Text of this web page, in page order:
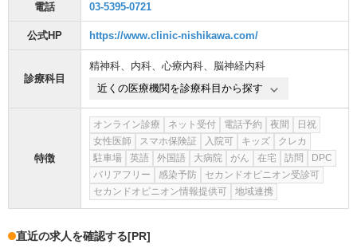
電話 03-5395-0721
公式HP https://www.clinic-nishikawa.com/
診療科目
精神科、 内科、 心療内科、 脳神経内科
近くの医療機関を診療科目から探す
特徴
オンライン診療 ネット受付 電話予約 夜間
日祝
女性医師
スマホ保険証 入院可 キッズ
クレカ
駐車場
英語 外国語 大病院 がん 在宅 訪問
DPC
バリアフリー
感染予防
セカンドオピニオン受診可
セカンドオピニオン情報提供可
地域連携
直近の求人を確認する[PR]